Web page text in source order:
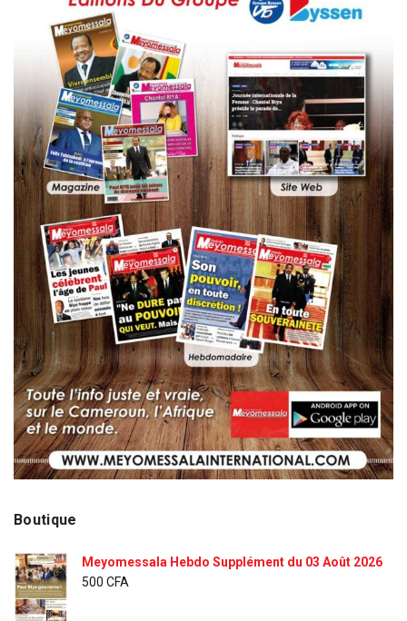
Boutique
Meyomessala Hebdo Supplément du 03 Août 2026
500 CFA